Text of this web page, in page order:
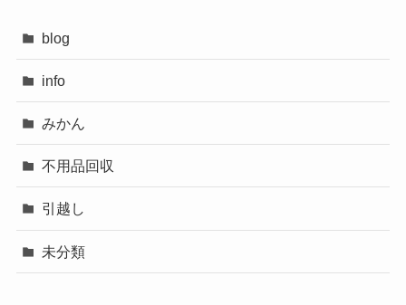
blog
info
みかん
不用品回収
引越し
未分類